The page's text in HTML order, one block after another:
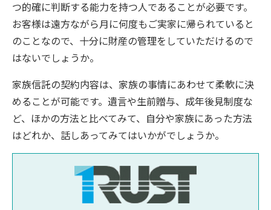
つ的確に判断する能力を持つ人であることが必要です。
お客様は遠方ながら月に何度もご実家に帰られていると
のことなので、十分に財産の管理をしていただけるので
はないでしょうか。
家族信託の契約内容は、家族の事情にあわせて柔軟に決
めることが可能です。遺言や生前贈与、成年後見制度な
ど、ほかの方法と比べてみて、自分や家族にあった方法
はどれか、話しあってみてはいかがでしょうか。